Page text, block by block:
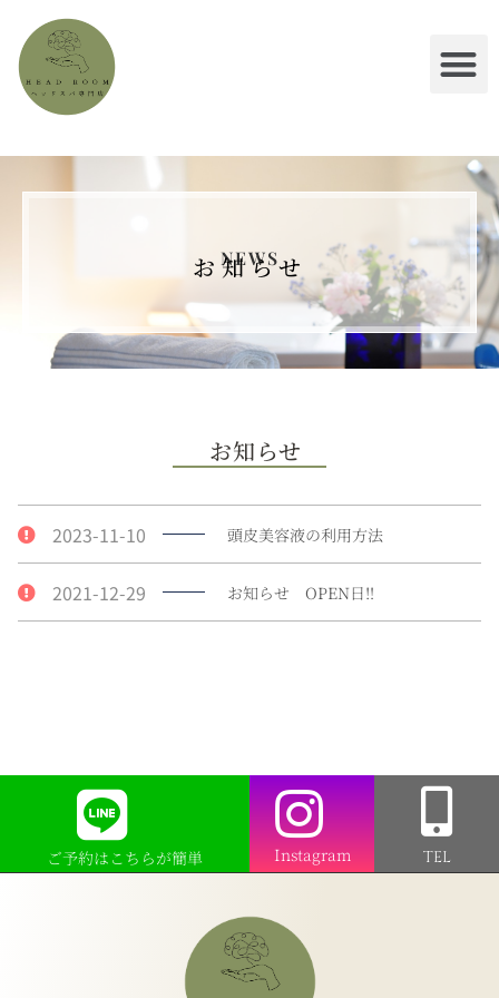
NEWS
お知らせ
お知らせ
2023-11-10 頭皮美容液の利用方法
2021-12-29 お知らせ OPEN日‼︎
ご予約はこちらが簡単 Instagram TEL